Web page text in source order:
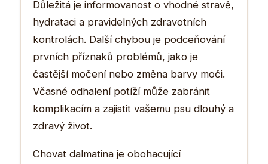
Důležitá je informovanost o vhodné stravě,
hydrataci a pravidelných zdravotních
kontrolách. Další chybou je podceňování
prvních příznaků problémů, jako je
častější močení nebo změna barvy moči.
Včasné odhalení potíží může zabránit
komplikacím a zajistit vašemu psu dlouhý a
zdravý život.
Chovat dalmatina je obohacující